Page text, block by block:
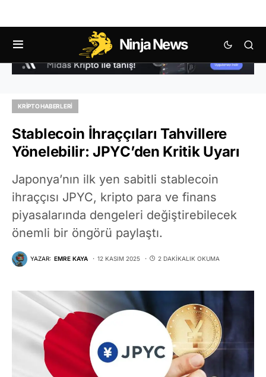
Ninja News
KRIPTO HABERLERI
Stablecoin İhraççıları Tahvillere
Yönelebilir: JPYC’den Kritik Uyarı
Japonya’nın ilk yen sabitli stablecoin
ihraççısı JPYC, kripto para ve finans
piyasalarında dengeleri değiştirebilecek
önemli bir öngörü paylaştı.
YAZAR: EMRE KAYA 12 KASIM 2025 2 DAKIKALIK OKUMA